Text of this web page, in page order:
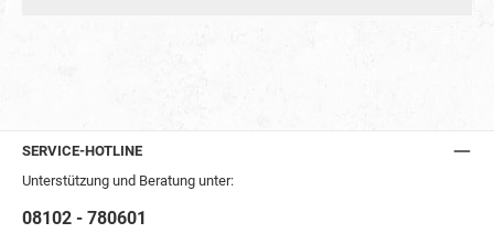
SERVICE-HOTLINE
Unterstützung und Beratung unter:
08102 - 780601